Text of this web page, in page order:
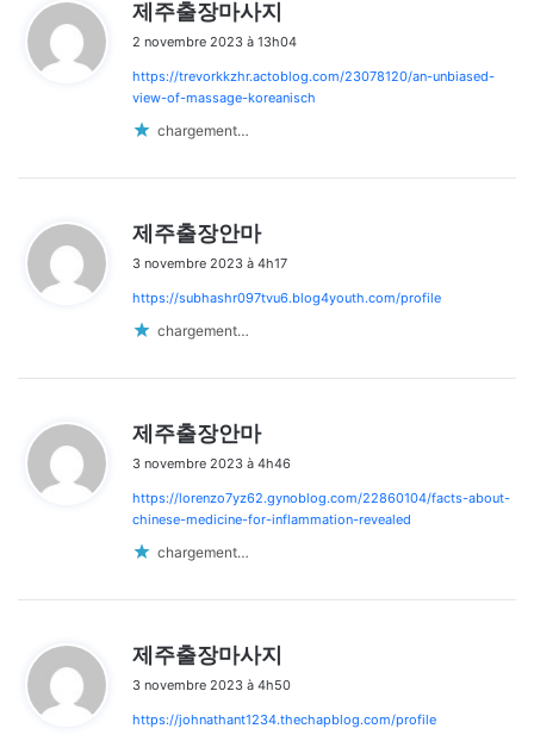
제주출장마사지
t
:
2 novembre 2023 à 13h04
https://trevorkkzhr.actoblog.com/23078120/an-unbiased-
view-of-massage-koreanisch
chargement…
제주출장안마
t
3 novembre 2023 à 4h17
https://subhashr097tvu6.blog4youth.com/profile
chargement…
제주출장안마
t
:
3 novembre 2023 à 4h46
https://lorenzo7yz62.gynoblog.com/22860104/facts-about-
chinese-medicine-for-inflammation-revealed
chargement…
제주출장마사지
t
3 novembre 2023 à 4h50
https://johnathant1234.thechapblog.com/profile